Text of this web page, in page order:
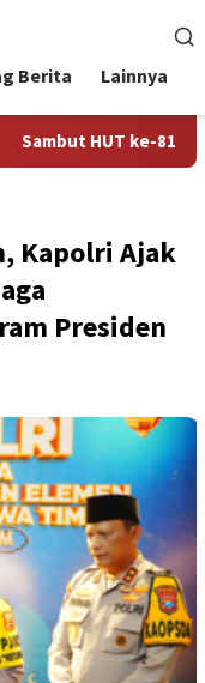
Berita Lainnya
ke-81
Kapolri Ajak
Presiden